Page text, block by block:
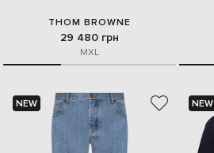
THOM BROWNE
29 480 грн
MXL
NEW NEW